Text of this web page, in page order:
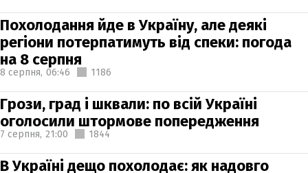
Похолодання йде в Україну, але деякі
регіони потерпатимуть від спеки: погода
на 8 серпня
8 серпня, 06:46 1186
Грози, град і шквали: по всій Україні
оголосили штормове попередження
7 серпня, 21:00 1844
В Україні дещо похолодає: як надовго